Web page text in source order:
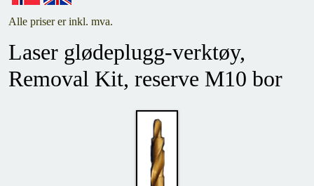
Alle priser er inkl. mva.
Laser glødeplugg-verktøy,
Removal Kit, reserve M10 bor